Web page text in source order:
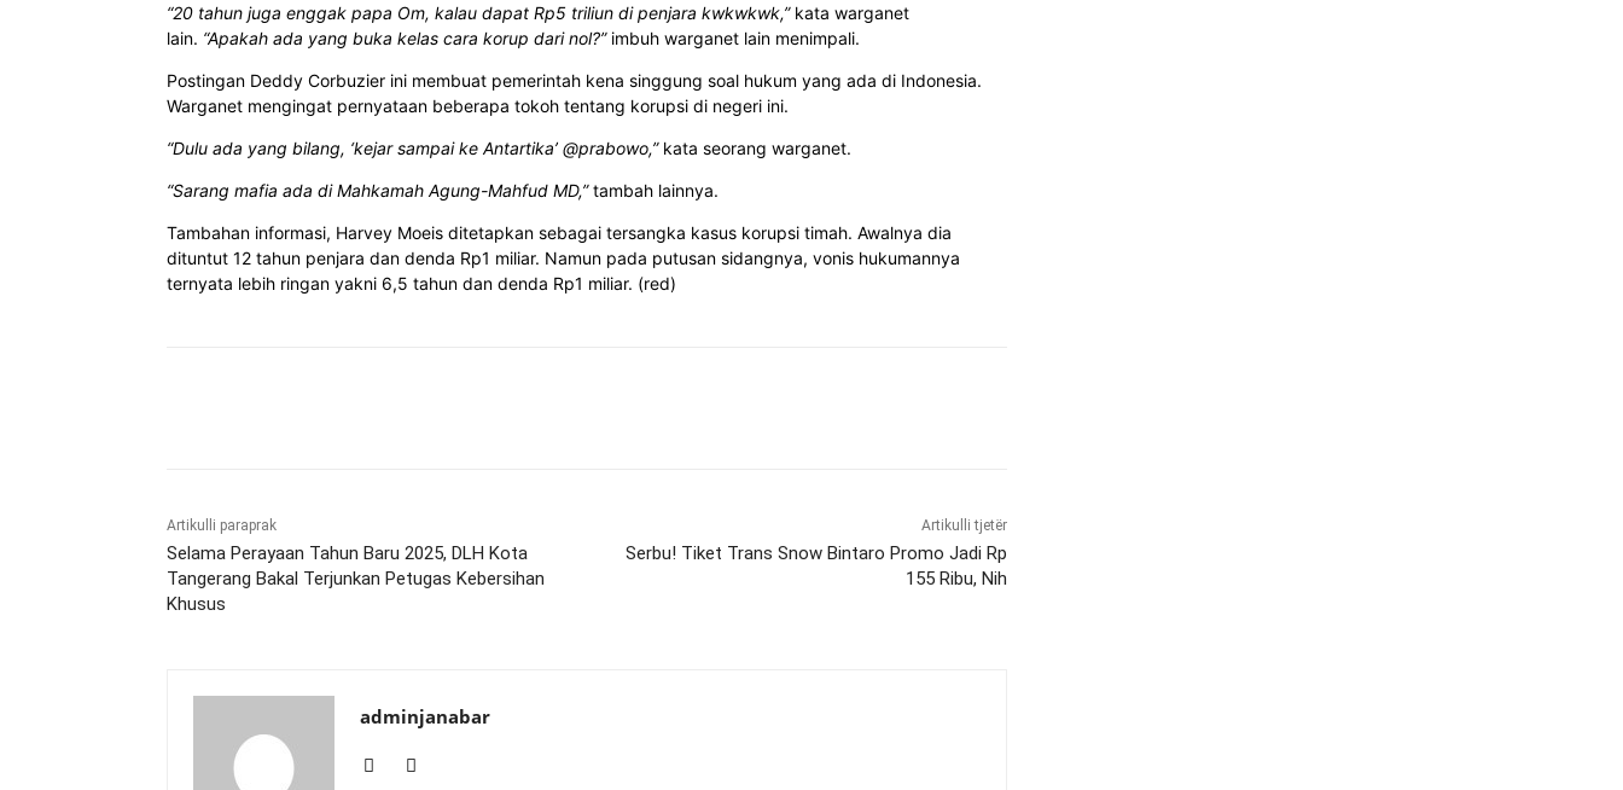
“20 tahun juga enggak papa Om, kalau dapat Rp5 triliun di penjara kwkwkwk,”kata warganet
lain. “Apakah ada yang buka kelas cara korup dari nol?”imbuh warganet lain menimpali.
Postingan Deddy Corbuzier ini membuat pemerintah kena singgung soal hukum yang ada di Indonesia.
Warganet mengingat pernyataan beberapa tokoh tentang korupsi di negeri ini.
“Dulu ada yang bilang, ‘kejar sampai ke Antartika’ @prabowo,”kata seorang warganet.
“Sarang mafia ada di Mahkamah Agung-Mahfud MD,”tambah lainnya.
Tambahan informasi, Harvey Moeis ditetapkan sebagai tersangka kasus korupsi timah. Awalnya dia
dituntut 12 tahun penjara dan denda Rp1 miliar. Namun pada putusan sidangnya, vonis hukumannya
ternyata lebih ringan yakni 6,5 tahun dan denda Rp1 miliar. (red)
Artikulli paraprak
Selama Perayaan Tahun Baru 2025, DLH Kota
Tangerang Bakal Terjunkan Petugas Kebersihan
Khusus
Artikulli tjetër
Serbu! Tiket Trans Snow Bintaro Promo Jadi Rp
155 Ribu, Nih
adminjanabar